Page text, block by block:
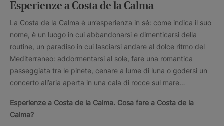
Esperienze a Costa de la Calma
La Costa de la Calma è un’esperienza in sé: come indica il suo
nome, è un luogo in cui abbandonarsi e dimenticarsi della
routine, un paradiso in cui lasciarsi andare al dolce ritmo del
Mediterraneo: addormentarsi al sole, fare una romantica
passeggiata tra le pinete, cenare a lume di luna o godersi un
concerto all’aria aperta in una cala di rocce sul mare…
Esperienze a Costa de la Calma. Cosa fare a Costa de la
Calma?